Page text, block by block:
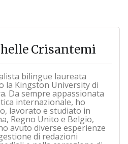
Crisantemi
bilingue laureata
la Kingston University di
Da sempre appassionata
internazionale, ho
lavorato e studiato in
Regno Unito e Belgio,
avuto diverse esperienze
di redazioni